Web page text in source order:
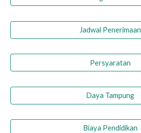
Jadwal Penerimaan
Persyaratan
Daya Tampung
Biaya Pendidikan